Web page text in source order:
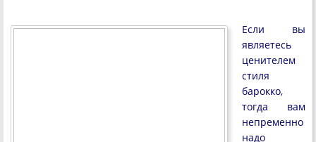
Если вы
являетесь
ценителем
стиля
барокко,
тогда вам
непременно
надо